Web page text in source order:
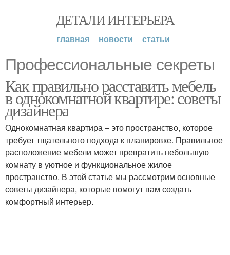
ДЕТАЛИ ИНТЕРЬЕРА
главная новости статьи
Профессиональные секреты
Как правильно расставить мебель
в однокомнатной квартире: советы
дизайнера
Однокомнатная квартира – это пространство, которое
требует тщательного подхода к планировке. Правильное
расположение мебели может превратить небольшую
комнату в уютное и функциональное жилое
пространство. В этой статье мы рассмотрим основные
советы дизайнера, которые помогут вам создать
комфортный интерьер.